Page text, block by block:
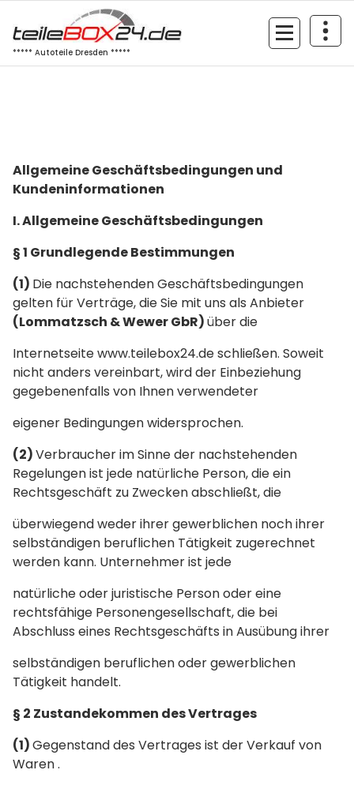
Inhalt
springen
***** Autoteile Dresden *****
Allgemeine Geschäftsbedingungen und
Kundeninformationen
I. Allgemeine Geschäftsbedingungen
§ 1 Grundlegende Bestimmungen
(1) Die nachstehenden Geschäftsbedingungen
gelten für Verträge, die Sie mit uns als Anbieter
(Lommatzsch & Wewer GbR)über die
Internetseite www.teilebox24.de schließen. Soweit
nicht anders vereinbart, wird der Einbeziehung
gegebenenfalls von Ihnen verwendeter
eigener Bedingungen widersprochen.
(2)Verbraucher im Sinne der nachstehenden
Regelungen ist jede natürliche Person, die ein
Rechtsgeschäft zu Zwecken abschließt, die
überwiegend weder ihrer gewerblichen noch ihrer
selbständigen beruflichen Tätigkeit zugerechnet
werden kann. Unternehmer ist jede
natürliche oder juristische Person oder eine
rechtsfähige Personengesellschaft, die bei
Abschluss eines Rechtsgeschäfts in Ausübung ihrer
selbständigen beruflichen oder gewerblichen
Tätigkeit handelt.
§ 2 Zustandekommen des Vertrages
(1)Gegenstand des Vertrages ist der Verkauf von
Waren .